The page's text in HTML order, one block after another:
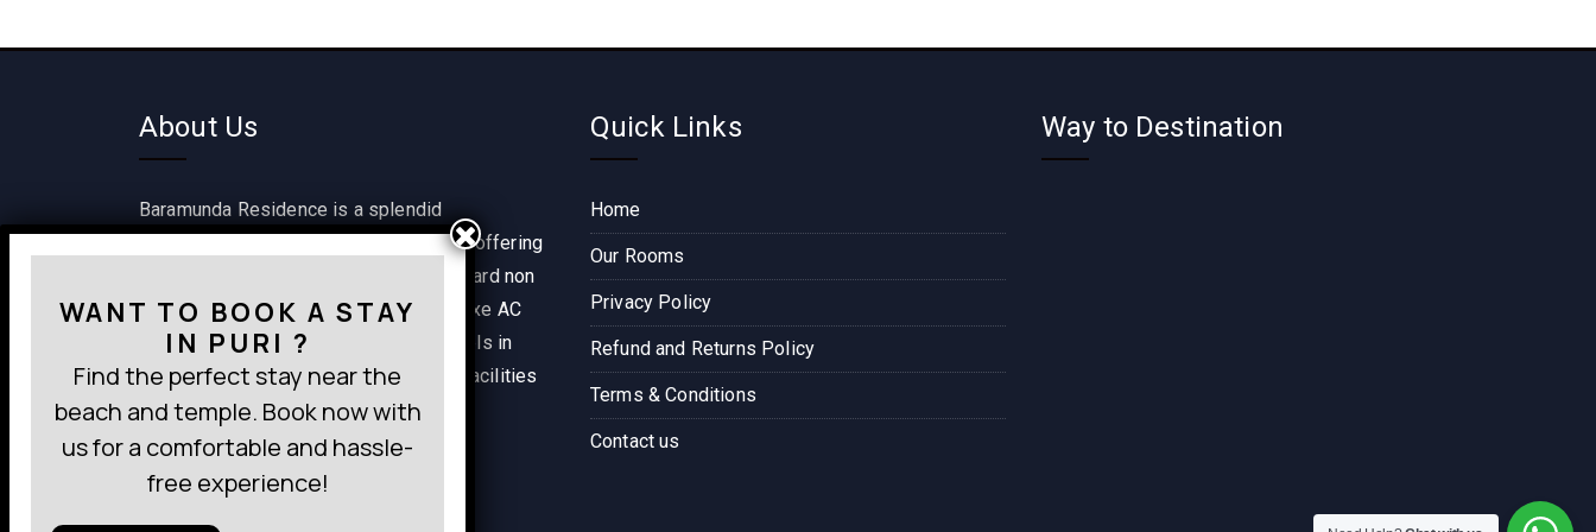
About Us
Baramunda Residence is a splendid
accommodation option in Bhubaneswar offering
a range of rooms including single standard non
AC, classic non AC, classic AC and deluxe AC
rooms. It is one of the best budget hotels in
Bhubaneswar providing wide range of facilities
within a pocket-friendly budget.
Quick Links
Home
Our Rooms
Privacy Policy
Refund and Returns Policy
Terms & Conditions
Contact us
Way to Destination
WANT TO BOOK A STAY
IN PURI ?
Find the perfect stay near the
beach and temple. Book now with
us for a comfortable and hassle-
free experience!